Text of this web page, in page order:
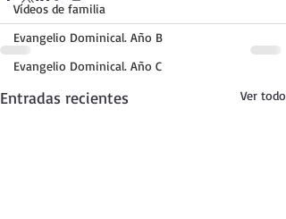
Vídeos de familia
Evangelio Dominical. Año B
Evangelio Dominical. Año C
Entradas recientes Ver todo